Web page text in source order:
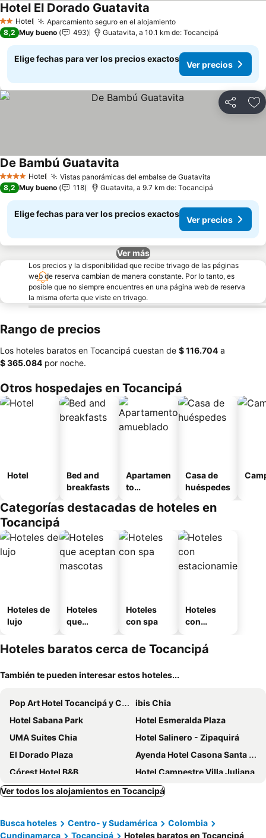
2 Estrellas
Hotel Aparcamiento seguro en el alojamientoVer precios
Hotel El Dorado Guatavita
8,2 Muy bueno 493 Guatavita, a 10.1 km de: Tocancipá
Elige fechas para ver los precios exactos
Ver precios
Compartir
4 EstrellasHotel Vistas panorámicas del embalse de Guatavita
De Bambú Guatavita
8,2 Muy bueno 118 Guatavita, a 9.7 km de: Tocancipá
Elige fechas para ver los precios exactos
Ver precios
Ver más
Los precios y la disponibilidad que recibe trivago de las páginas
web de reserva cambian de manera constante. Por lo tanto, es
posible que no siempre encuentres en una página web de reserva
la misma oferta que viste en trivago.
Rango de precios
Los hoteles baratos en Tocancipá cuestan de ‎$ 116.704 a
‎$ 365.084 por noche.
Otros hospedajes en Tocancipá
Hotel
Bed and
breakfasts
Apartamen
to
o
Casa de
huéspedes
Categorías destacadas de hoteles en
Tocancipá
Hoteles de
lujo
Hoteles
que
mascotas
Hoteles
con spa
Hoteles
con
miento
Hoteles baratos cerca de Tocancipá
También te pueden interesar estos hoteles...
Pop Art Hotel Tocancipá y Centro de Convenciones
ibis Chia
Hotel Sabana Park
Hotel Esmeralda Plaza
UMA Suites Chia
Hotel Salinero - Zipaquirá
El Dorado Plaza
Ayenda Hotel Casona Santa Rosa
Córest Hotel B&B
Hotel Campestre Villa Juliana
Hotel Bacata Plaza
Blau Hotel Cafe
Hotel Gran Boutique Sabana
Hotel El Dorado Guatavita
Ver todos los alojamientos en Tocancipá
Busca hoteles Centro- y Sudamérica
Colombia
Cundinamarca
Tocancipá Hoteles baratos en Tocancipá